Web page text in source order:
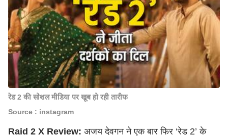
रेड 2 की सोशल मीडिया पर खूब हो रही तारीफ
Source : instagram
Raid 2 X Review: अजय देवगन ने एक बार फिर ‘रेड 2’ के